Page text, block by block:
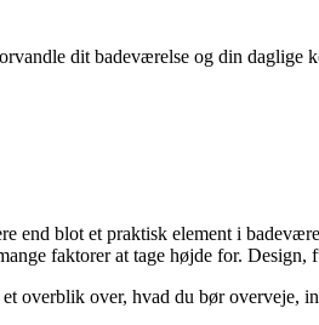
dit badeværelse og din
end blot et praktisk element i
faktorer at tage højde for.
overblik over, hvad du bør overveje,